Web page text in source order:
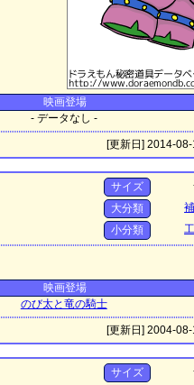
映画登場
- データなし -
[更新日] 2014-
サイズ
大分類
小分類
映画登場
のび太と竜の騎士
[更新日] 2004-
サイズ